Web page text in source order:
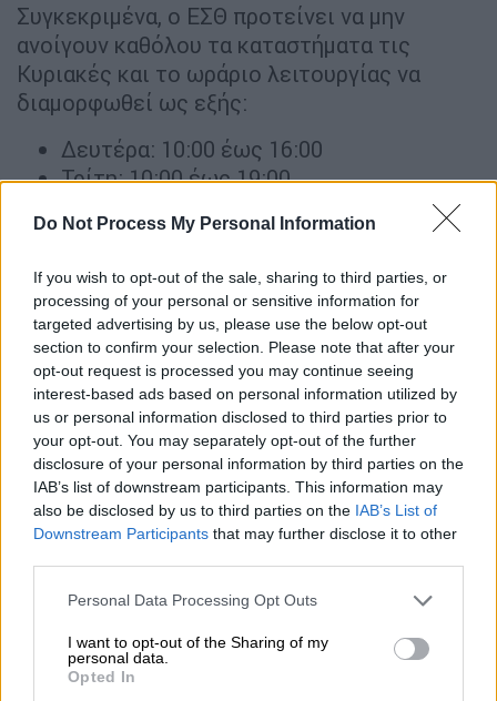
Do Not Process My Personal Information
If you wish to opt-out of the sale, sharing to third parties, or
processing of your personal or sensitive information for
targeted advertising by us, please use the below opt-out
section to confirm your selection. Please note that after your
opt-out request is processed you may continue seeing
interest-based ads based on personal information utilized by
us or personal information disclosed to third parties prior to
your opt-out. You may separately opt-out of the further
disclosure of your personal information by third parties on the
IAB’s list of downstream participants. This information may
also be disclosed by us to third parties on the IAB’s List of
Downstream Participants that may further disclose it to other
Please note that this website/app uses one or more Google
not limited to your visit or usage behaviour. You may click to
grant or deny consent to Google and its third-party tags to
use your data for below specified purposes in below Google
Personal Data Processing Opt Outs
I want to opt-out of the Sharing of my
personal data.
Opted In
Συγκεκριμένα, ο ΕΣΘ προτείνει να μην
ανοίγουν καθόλου τα καταστήματα τις
Κυριακές και το ωράριο λειτουργίας να
διαμορφωθεί ως εξής:
Δευτέρα: 10:00 έως 16:00
Τρίτη: 10:00 έως 19:00
Πέμπτη: 10:00 έως 19:00
Σάββατο: 10:00 έως 16:00
video
«Ναι» και από Αθήνα - Ποιους όρους
βάζει